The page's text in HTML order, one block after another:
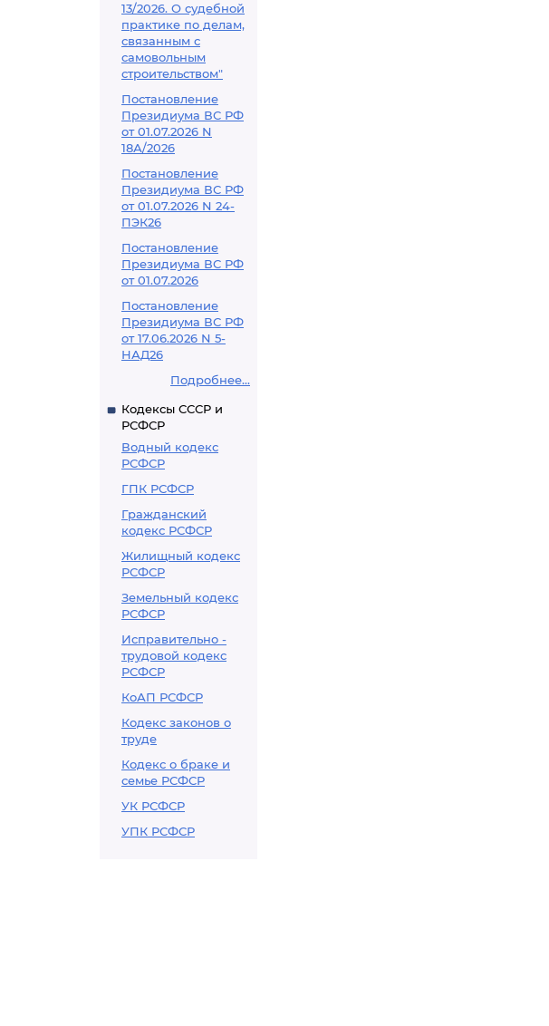
13/2026. О судебной
практике по делам,
связанным с
самовольным
строительством"
Постановление
Президиума ВС РФ
от 01.07.2026 N
18А/2026
Постановление
Президиума ВС РФ
от 01.07.2026 N 24-
ПЭК26
Постановление
Президиума ВС РФ
от 01.07.2026
Постановление
Президиума ВС РФ
от 17.06.2026 N 5-
НАД26
Подробнее...
Кодексы СССР и
РСФСР
Водный кодекс
РСФСР
ГПК РСФСР
Гражданский
кодекс РСФСР
Жилищный кодекс
РСФСР
Земельный кодекс
РСФСР
Исправительно -
трудовой кодекс
РСФСР
КоАП РСФСР
Кодекс законов о
труде
Кодекс о браке и
семье РСФСР
УК РСФСР
УПК РСФСР